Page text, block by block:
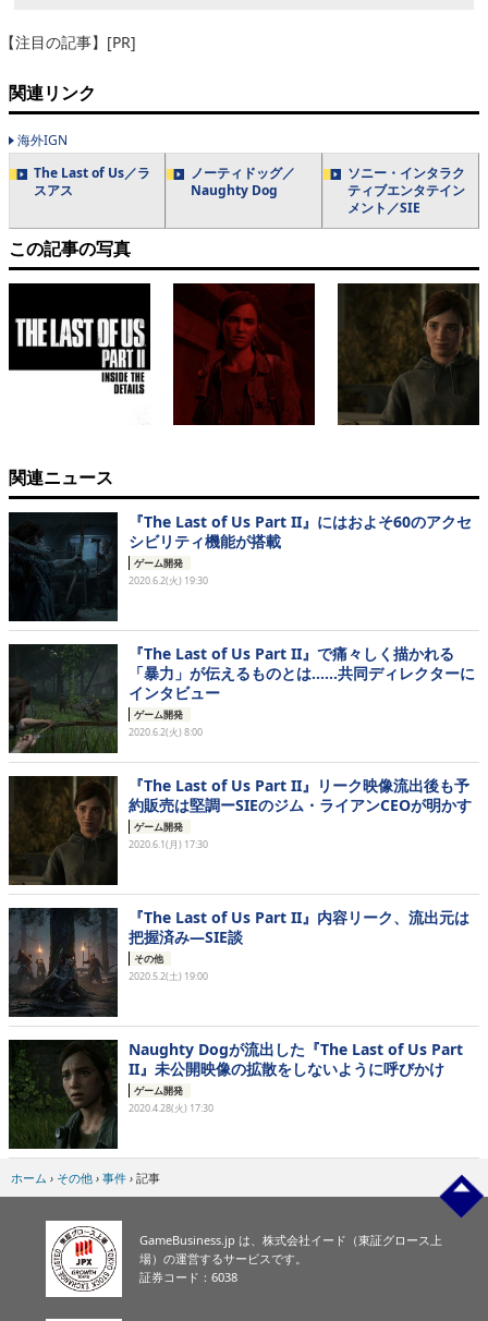
【注目の記事】[PR]
関連リンク
海外IGN
The Last of Us／ラ
スアス
ノーティドッグ／
Naughty Dog
ソニー・インタラク
ティブエンタテイン
メント／SIE
この記事の写真
関連ニュース
『The Last of Us Part II』にはおよそ60のアクセ
シビリティ機能が搭載
ゲーム開発
2020.6.2(火) 19:30
『The Last of Us Part II』で痛々しく描かれる
「暴力」が伝えるものとは……共同ディレクターに
インタビュー
ゲーム開発
2020.6.2(火) 8:00
『The Last of Us Part II』リーク映像流出後も予
約販売は堅調ーSIEのジム・ライアンCEOが明かす
ゲーム開発
2020.6.1(月) 17:30
『The Last of Us Part II』内容リーク、流出元は
把握済み―SIE談
その他
2020.5.2(土) 19:00
Naughty Dogが流出した『The Last of Us Part
II』未公開映像の拡散をしないように呼びかけ
ゲーム開発
2020.4.28(火) 17:30
ホーム › その他 › 事件 › 記事
GameBusiness.jp は、株式会社イード（東証グロース上
場）の運営するサービスです。
証券コード：6038